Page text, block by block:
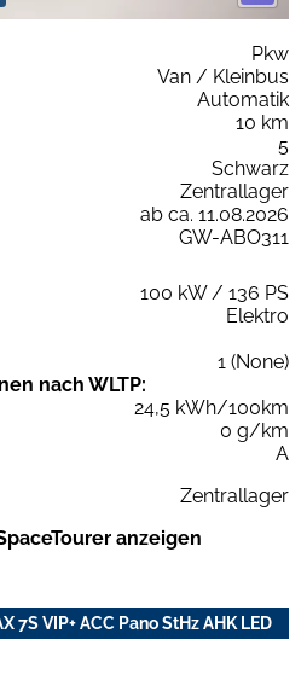
Pkw
Van / Kleinbus
Automatik
10 km
5
Schwarz
Zentrallager
ab ca. 11.08.2026
GW-ABO311
100 kW / 136 PS
Elektro
1 (None)
nach WLTP:
24,5 kWh/100km
0 g/km
A
Zentrallager
anzeigen
7S VIP+ ACC Pano StHz AHK LED